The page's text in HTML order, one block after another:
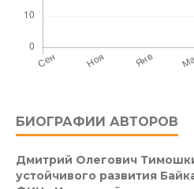
БИОГРАФИИ АВТОРОВ
Дмитрий Олегович
устойчивого развития